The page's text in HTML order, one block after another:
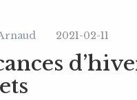
2021-02-11